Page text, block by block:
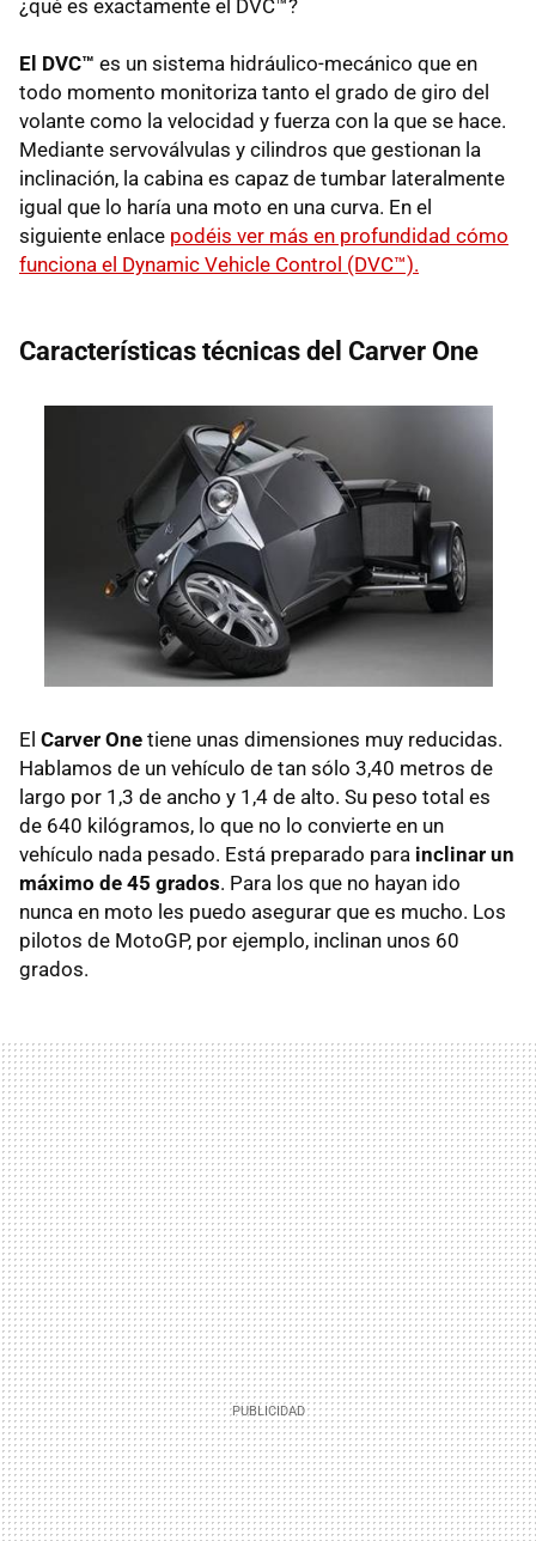
¿qué es exactamente el DVC™?
El DVC™ es un sistema hidráulico-mecánico que en
todo momento monitoriza tanto el grado de giro del
volante como la velocidad y fuerza con la que se hace.
Mediante servoválvulas y cilindros que gestionan la
inclinación, la cabina es capaz de tumbar lateralmente
igual que lo haría una moto en una curva. En el
siguiente enlace podéis ver más en profundidad cómo
funciona el Dynamic Vehicle Control (DVC™).
Características técnicas del Carver One
El Carver One tiene unas dimensiones muy reducidas.
Hablamos de un vehículo de tan sólo 3,40 metros de
largo por 1,3 de ancho y 1,4 de alto. Su peso total es
de 640 kilógramos, lo que no lo convierte en un
vehículo nada pesado. Está preparado para inclinar un
máximo de 45 grados. Para los que no hayan ido
nunca en moto les puedo asegurar que es mucho. Los
pilotos de MotoGP, por ejemplo, inclinan unos 60
grados.